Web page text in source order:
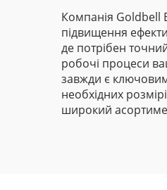
Компанія Goldbell
підвищення
де потрібен
робочі процеси
завжди є
необхідних
широкий